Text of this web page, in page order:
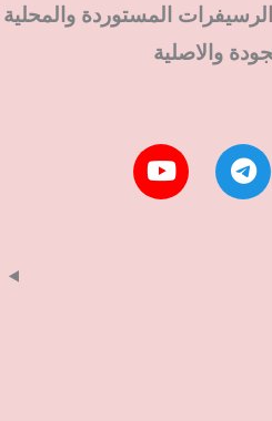
المستوردة والمحلية
والاصلية